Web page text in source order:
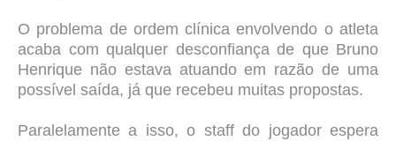
O problema de ordem clínica envolvendo o atleta
acaba com qualquer desconfiança de que Bruno
Henrique não estava atuando em razão de uma
possível saída, já que recebeu muitas propostas.
Paralelamente a isso, o staff do jogador espera